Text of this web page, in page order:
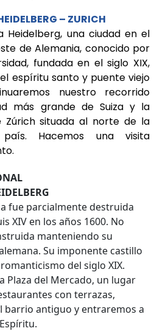
– ZURICH
Heidelberg, una ciudad en el
de Alemania, conocido por
fundada en el siglo XIX,
espíritu santo y puente viejo
nuestro recorrido
más grande de Suiza y la
situada al norte de la
Hacemos una visita
fue parcialmente destruida
XIV en los años 1600. No
manteniendo su
Su imponente castillo
del siglo XIX.
Plaza del Mercado, un lugar
con terrazas,
barrio antiguo y entraremos a